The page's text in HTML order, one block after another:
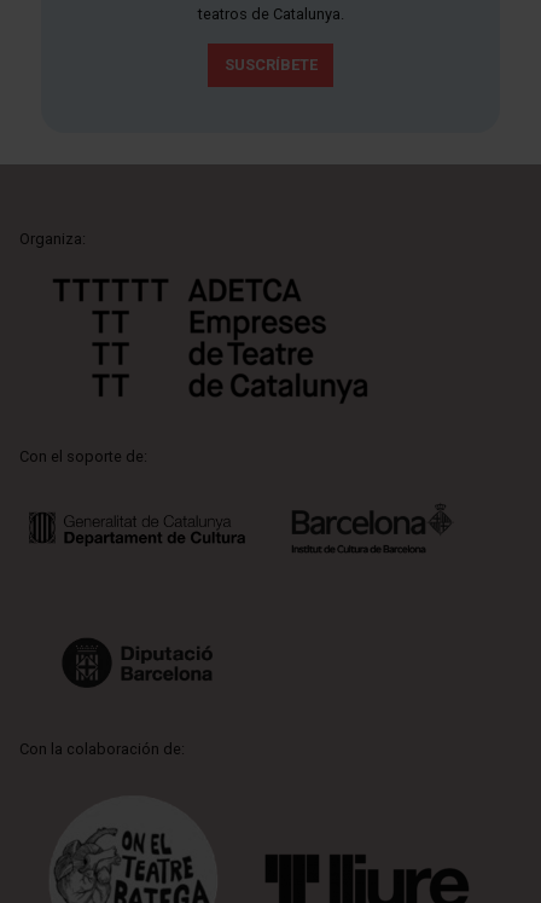
teatros de Catalunya.
SUSCRÍBETE
Organiza:
Con el soporte de:
Con la colaboración de: